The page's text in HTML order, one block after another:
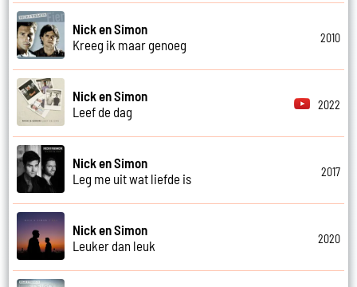
Nick en Simon
Kreeg ik maar genoeg
2010
Nick en Simon
Leef de dag
2022
Nick en Simon
Leg me uit wat liefde is
2017
Nick en Simon
Leuker dan leuk
2020